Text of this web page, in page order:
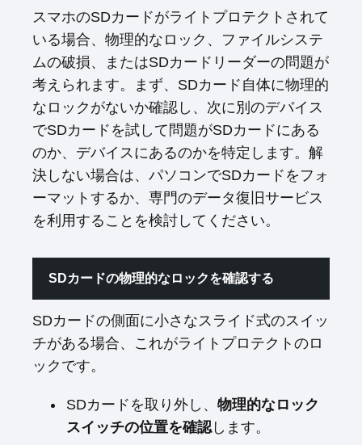
スマホのSDカードがライトプロテクトされて
いる場合、物理的なロック、ファイルシステ
ムの破損、またはSDカードリーダーの問題が
考えられます。まず、SDカード自体に物理的
なロックがないか確認し、次に別のデバイス
でSDカードを試して問題がSDカードにある
のか、デバイスにあるのかを特定します。解
決しない場合は、パソコンでSDカードをフォ
ーマットするか、専門のデータ復旧サービス
を利用することを検討してください。
SDカードの物理的なロックを確認する
SDカードの側面に小さなスライド式のスイッ
チがある場合、これがライトプロテクトのロ
ックです。
SDカードを取り外し、 物理的なロック
スイッチの位置を確認します。